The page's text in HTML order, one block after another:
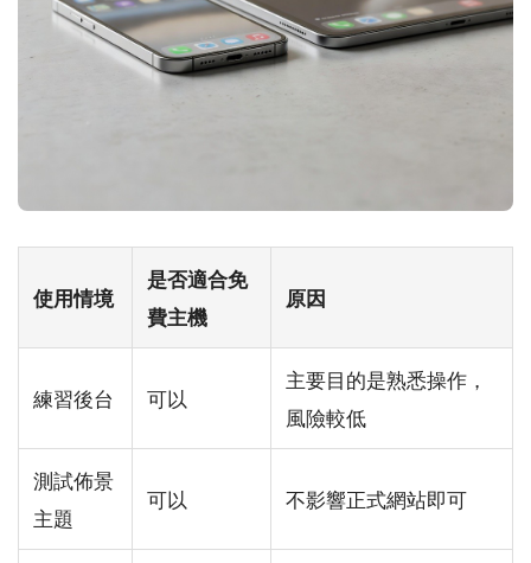
使用情境
是否適合免
費主機
原因
練習後台 可以
主要目的是熟悉操作，
風險較低
測試佈景
主題
可以 不影響正式網站即可